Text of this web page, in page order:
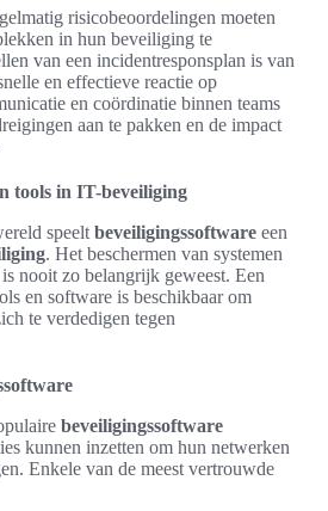
risicobeoordelingen moeten
in hun beveiliging te
van een incidentresponsplan is van
en effectieve reactie op
en coördinatie binnen teams
aan te pakken en de impact
tools in IT-beveiliging
speelt beveiligingssoftware een
. Het beschermen van systemen
nooit zo belangrijk geweest. Een
en software is beschikbaar om
te verdedigen tegen
beveiligingssoftware
kunnen inzetten om hun netwerken
Enkele van de meest vertrouwde